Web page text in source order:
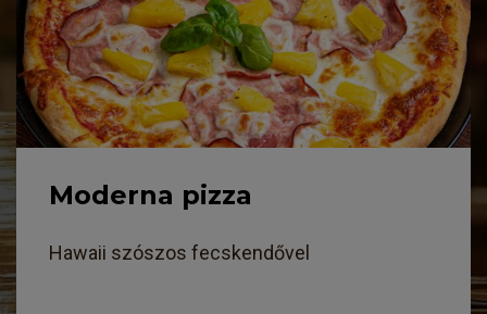
Pfizer pizza
majonézes, házi szószos fecskendővel